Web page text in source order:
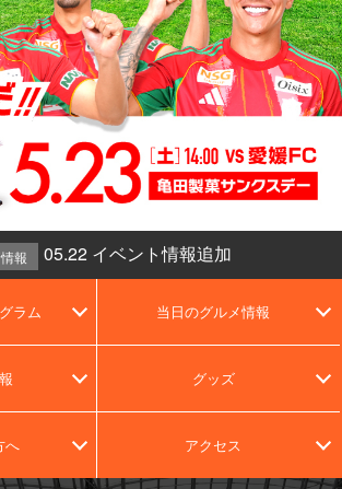
報 05.22 イベント情報追加
ラム 当日のグルメ情報
グッズ
へ アクセス